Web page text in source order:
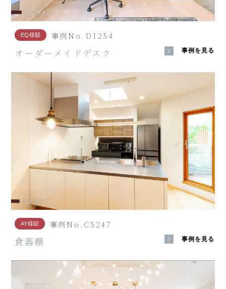
EQ様邸 事例No.D1254
オーダーメイドデスク 事例を見る
AY様邸 事例No.C5247
食器棚 事例を見る